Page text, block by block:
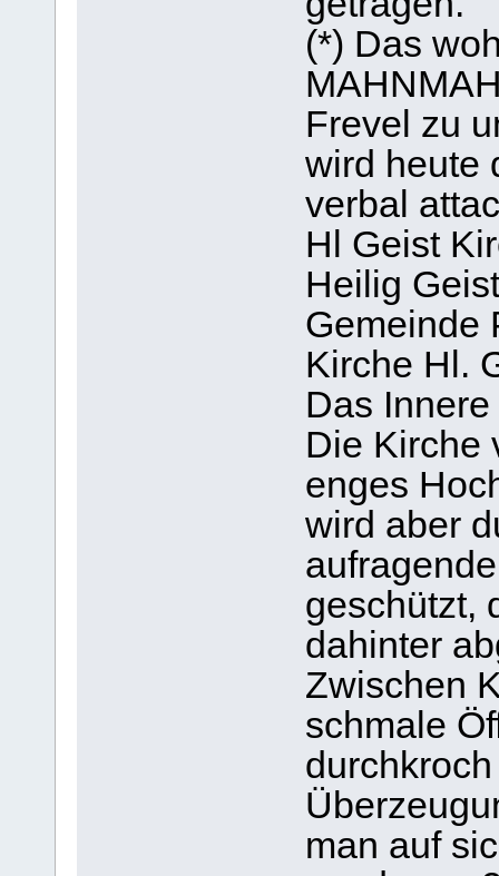
(*) Das
Frevel zu
wird heute
verbal
Hl Geist
Heilig
Gemeinde
Kirche Hl.
Das
Die Kirche
enges
wird aber
geschützt,
dahinter
Zwischen
schmale
man auf